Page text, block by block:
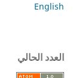
English
العدد الحالي